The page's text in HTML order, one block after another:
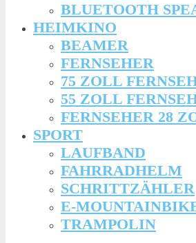
BLUETOOTH
HEIMKINO
BEAMER
FERNSEHER
75 ZOLL
55 ZOLL
FERNSEHER 28
SPORT
LAUFBAND
FAHRRADHELM
SCHRITTZÄHLER
E-
TRAMPOLIN